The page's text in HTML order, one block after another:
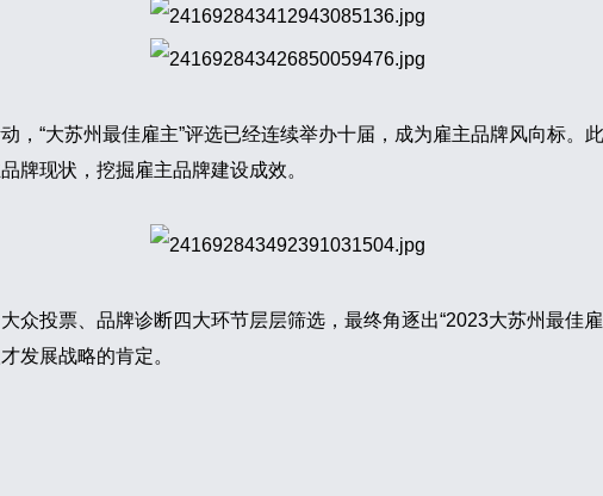
，“大苏州最佳雇主”评选已经连续举办十届，成为雇主品牌风向标。
牌现状，挖掘雇主品牌建设成效。
众投票、品牌诊断四大环节层层筛选，最终角逐出“2023大苏州最佳
发展战略的肯定。